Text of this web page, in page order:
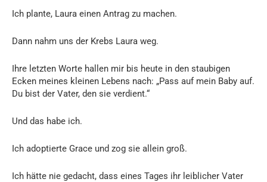
Ich plante, Laura einen Antrag zu machen.
Dann nahm uns der Krebs Laura weg.
Ihre letzten Worte hallen mir bis heute in den staubigen
Ecken meines kleinen Lebens nach: „Pass auf mein Baby auf.
Du bist der Vater, den sie verdient.“
Und das habe ich.
Ich adoptierte Grace und zog sie allein groß.
Ich hätte nie gedacht, dass eines Tages ihr leiblicher Vater